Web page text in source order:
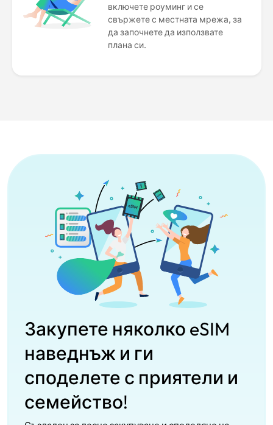
включете роуминг и се
свържете с местната мрежа, за
да започнете да използвате
плана си.
Закупете няколко eSIM
наведнъж и ги
споделете с приятели и
семейство!